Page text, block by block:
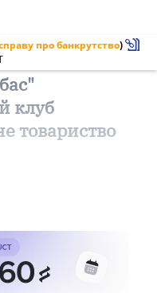
про банкрутство)
клуб
товариство